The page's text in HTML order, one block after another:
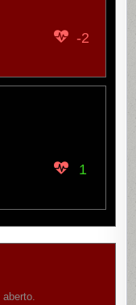
-2
1
aberto.